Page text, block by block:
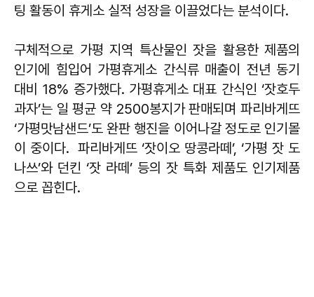
팅 활동이 휴게소 실적 성장을 이끌었다는 분석이다.
구체적으로 가평 지역 특산물인 잣을 활용한 제품의
인기에 힘입어 가평휴게소 간식류 매출이 전년 동기
대비 18% 증가했다. 가평휴게소 대표 간식인 ‘잣호두
과자’는 일 평균 약 2500봉지가 판매되며 파리바게뜨
‘가평맛남샌드’도 완판 행진을 이어나갈 정도로 인기몰
이 중이다. 파리바게뜨 ‘잣이오 땅콩라떼’, ‘가평 잣 도
나쓰’와 던킨 ‘잣 라떼’ 등의 잣 특화 제품도 인기제품
으로 꼽힌다.